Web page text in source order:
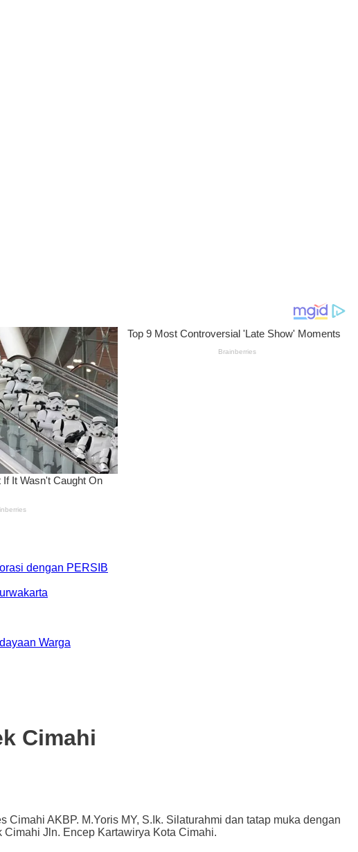
dengan PERSIB
Warga
Cimahi
AKBP. M.Yoris MY, S.Ik. Silaturahmi dan tatap muka dengan
Jln. Encep Kartawirya Kota Cimahi.